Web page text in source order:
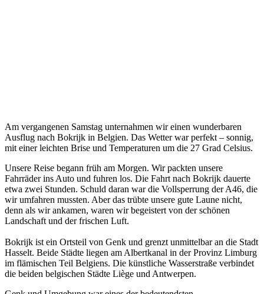
Am vergangenen Samstag unternahmen wir einen wunderbaren
Ausflug nach Bokrijk in Belgien. Das Wetter war perfekt – sonnig,
mit einer leichten Brise und Temperaturen um die 27 Grad Celsius.
Unsere Reise begann früh am Morgen. Wir packten unsere
Fahrräder ins Auto und fuhren los. Die Fahrt nach Bokrijk dauerte
etwa zwei Stunden. Schuld daran war die Vollsperrung der A46, die
wir umfahren mussten. Aber das trübte unsere gute Laune nicht,
denn als wir ankamen, waren wir begeistert von der schönen
Landschaft und der frischen Luft.
Bokrijk ist ein Ortsteil von Genk und grenzt unmittelbar an die Stadt
Hasselt. Beide Städte liegen am Albertkanal in der Provinz Limburg
im flämischen Teil Belgiens. Die künstliche Wasserstraße verbindet
die beiden belgischen Städte Liège und Antwerpen.